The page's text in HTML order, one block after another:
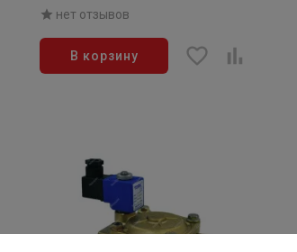
нет отзывов
В корзину